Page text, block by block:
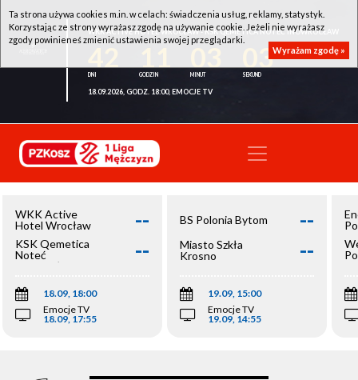
WKK ACTIVE HOTEL WROCŁAW - KSK QEMETICA NOTEĆ INOWROCŁAW
03
18.09.2026, GODZ. 18:00, EMOCJE TV
WKK Active
Hotel Wrocław
--
KSK Qemetica
Noteć
Inowrocław
--
18.09, 18:00
Emocje TV
18.09, 17:55
BS Polonia Bytom --
Miasto Szkła
Krosno
--
19.09, 15:00
Emocje TV
19.09, 14:55
Ta strona używa cookies m.in. w celach: świadczenia usług, reklamy, statystyk.
Korzystając ze strony wyrażasz zgodę na używanie cookie. Jeżeli nie wyrażasz
zgody powinieneś zmienić ustawienia swojej przeglądarki.
Wyrażam zgodę »